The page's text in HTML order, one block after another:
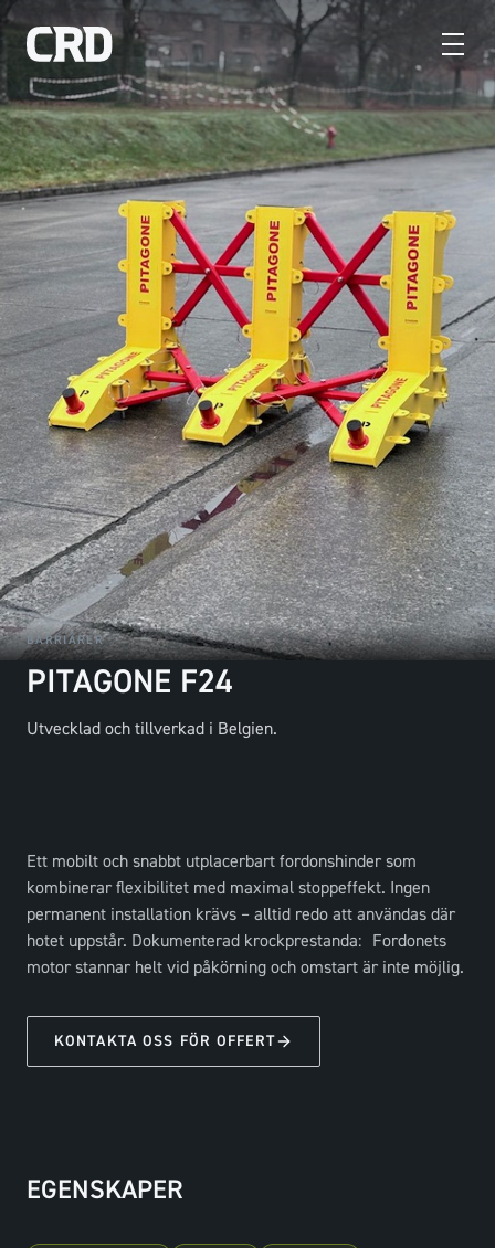
BARRIÄRER
PITAGONE F24
Utvecklad och tillverkad i Belgien.
Ett mobilt och snabbt utplacerbart fordonshinder som
kombinerar flexibilitet med maximal stoppeffekt. Ingen
permanent installation krävs – alltid redo att användas där
hotet uppstår. Dokumenterad krockprestanda: Fordonets
motor stannar helt vid påkörning och omstart är inte möjlig.
KONTAKTA OSS FÖR OFFERT
EGENSKAPER